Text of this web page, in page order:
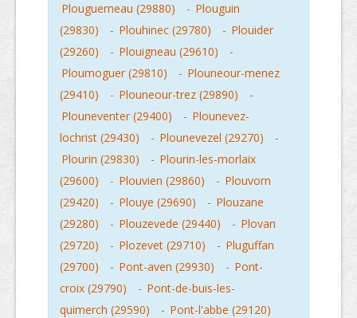
Plouguerneau (29880)
- Plouguin
(29830)
- Plouhinec (29780) - Plouider
(29260)
- Plouigneau (29610)
-
Ploumoguer (29810)
- Plouneour-menez
(29410)
- Plouneour-trez (29890)
-
Plouneventer (29400)
- Plounevez-
lochrist (29430)
- Plounevezel (29270)
-
Plourin (29830)
- Plourin-les-morlaix
(29600)
- Plouvien (29860) - Plouvorn
(29420)
- Plouye (29690) - Plouzane
(29280)
- Plouzevede (29440) - Plovan
(29720)
- Plozevet (29710) - Pluguffan
(29700)
- Pont-aven (29930) - Pont-
croix (29790)
- Pont-de-buis-les-
quimerch (29590)
- Pont-l'abbe (29120)